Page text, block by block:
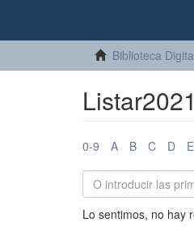
Biblioteca
0-9 A B C D E
Lo sentimos, no hay